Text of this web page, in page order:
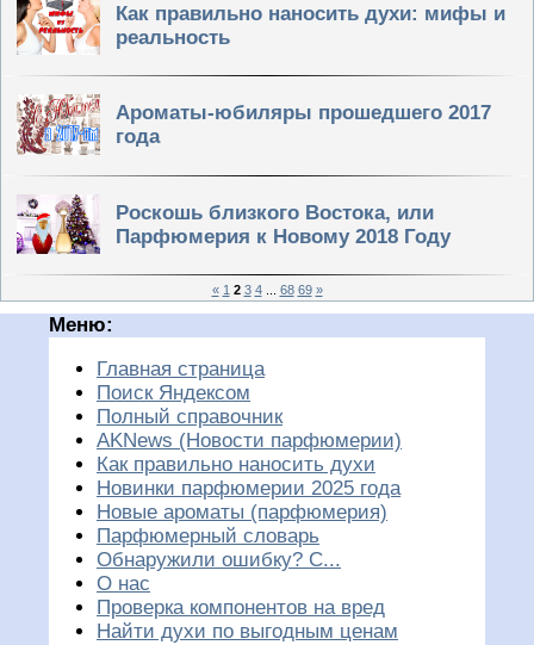
Как правильно наносить духи: мифы и
реальность
Ароматы-юбиляры прошедшего 2017
года
Роскошь близкого Востока, или
Парфюмерия к Новому 2018 Году
« 1 2 3 4 68 69 »
Меню:
Главная страница
Поиск Яндексом
Полный справочник
AKNews (Новости парфюмерии)
Как правильно наносить духи
Новинки парфюмерии 2025 года
Новые ароматы (парфюмерия)
Парфюмерный словарь
Обнаружили ошибку? С...
О нас
Проверка компонентов на вред
Найти духи по выгодным ценам